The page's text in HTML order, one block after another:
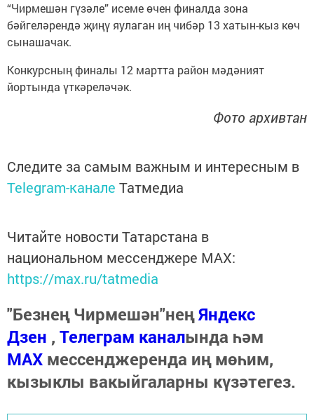
“Чирмешән гүзәле” исеме өчен финалда зона
бәйгеләрендә җиңү яулаган иң чибәр 13 хатын-кыз көч
сынашачак.
Конкурсның финалы 12 мартта район мәдәният
йортында үткәреләчәк.
Фото архивтан
Следите за самым важным и интересным в
Telegram-канале Татмедиа
Читайте новости Татарстана в
национальном мессенджере MАХ:
https://max.ru/tatmedia
"Безнең Чирмешән"неңЯндекс
Дзен , Телеграм каналында һәм
МАХ мессенджеренда иң мөһим,
кызыклы вакыйгаларны күзәтегез.